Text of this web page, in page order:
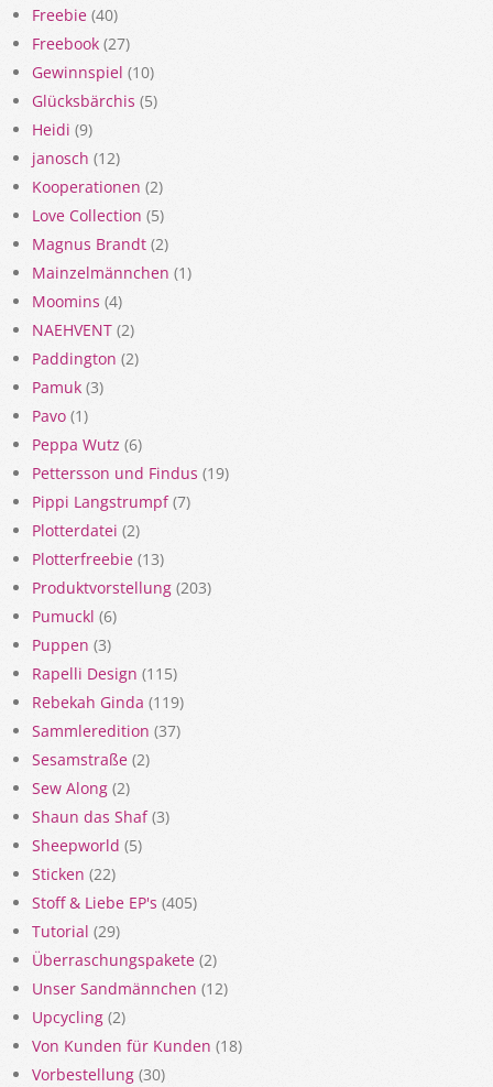
Freebie (40)
Freebook (27)
Gewinnspiel (10)
Glücksbärchis (5)
Heidi (9)
janosch (12)
Kooperationen (2)
Love Collection (5)
Magnus Brandt (2)
Mainzelmännchen (1)
Moomins (4)
NAEHVENT (2)
Paddington (2)
Pamuk (3)
Pavo (1)
Peppa Wutz (6)
Pettersson und Findus (19)
Pippi Langstrumpf(7)
Plotterdatei (2)
Plotterfreebie (13)
Produktvorstellung (203)
Pumuckl (6)
Puppen (3)
Rapelli Design (115)
Rebekah Ginda (119)
Sammleredition (37)
Sesamstraße (2)
Sew Along (2)
Shaun das Shaf(3)
Sheepworld (5)
Sticken (22)
Stoff & Liebe EP's (405)
Tutorial (29)
Überraschungspakete (2)
Unser Sandmännchen (12)
Upcycling (2)
Von Kunden für Kunden (18)
Vorbestellung (30)